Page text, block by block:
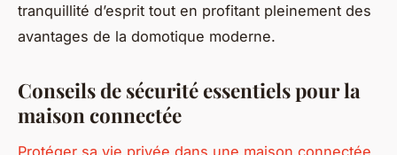
tranquillité d’esprit tout en profitant pleinement des
avantages de la domotique moderne.
Conseils de sécurité essentiels pour la
maison connectée
Protéger sa vie privée dans une maison connectée